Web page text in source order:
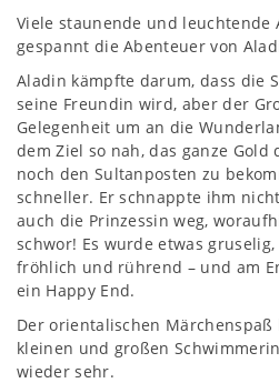
Viele staunende und leuchtende
gespannt die Abenteuer von
Aladin kämpfte darum, dass die
seine Freundin wird, aber der
Gelegenheit um an die
dem Ziel so nah, das ganze
noch den Sultanposten zu
schneller. Er schnappte ihm
auch die Prinzessin weg,
schwor! Es wurde etwas
fröhlich und rührend – und am
ein Happy End.
Der orientalischen
kleinen und großen
wieder sehr.